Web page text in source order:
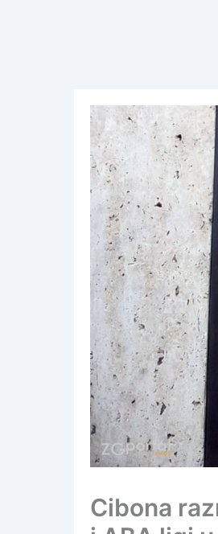
Cibona